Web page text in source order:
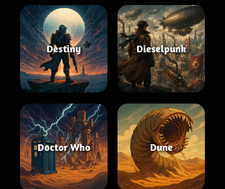
Destiny Dieselpunk
Doctor Who Dune